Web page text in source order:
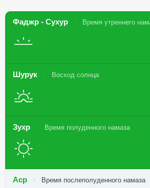
Фаджр - Сухур Время утреннего
Шурук Восход солнца
Зухр Время полуденного намаза
Аср Время послеполуденного намаза